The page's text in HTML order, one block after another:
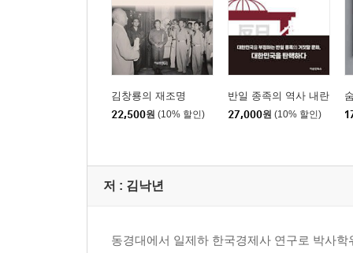
망국의 주요 원인은 외교의 실패 / 일본이 민비를
17. ‘을사오적’을 위한 변명_김용삼
정상적인 외교 절차 무시하고 고종에게 조약체결
18. 친일청산이란 사기극_주익종
제헌국회가 추진한 건 반민족행위자 처벌 / 친일
19. Never Ending Story_주익종
신분성 / 종족주의 신학
3부 종족주의의 아성, 위안부
김창룡의 재조명
22,500원 (10% 할인)
반일 종족의 역사 내란
27,000원 (10% 할인)
저 : 김낙년
동경대에서 일제하 한국경제사 연구로 박사